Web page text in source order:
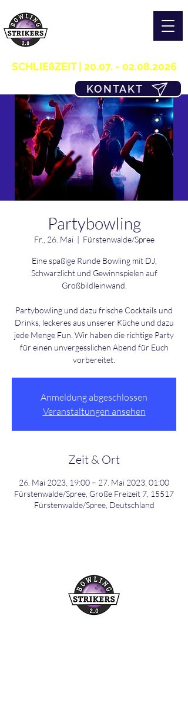
SCHLIEßZEIT | 20.07. - 02.08.2026
KONTAKT
Partybowling
Fr., 26. Mai
  |
Fürstenwalde/Spree
Eine spaßige Runde Bowling mit DJ,
Schwarzlicht und Gewinnspielen auf
Großbildleinwand.
Partybowling und dazu frische Cocktails und
Drinks, leckeres aus unserer Küche und dazu
jede Menge Fun. Wir haben die richtige Party
für einen unvergesslichen Abend für Euch
Anmeldung abgeschlossen
Veranstaltungen ansehen
Zeit & Ort
26. Mai 2023, 19:00 – 27. Mai 2023, 01:00
Fürstenwalde/Spree, Große Freizeit 7, 15517
Fürstenwalde/Spree, Deutschland